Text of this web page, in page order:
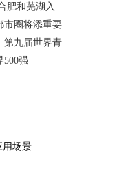
肥和芜湖入
市圈将添重要
第九届世界青
500强
用场景